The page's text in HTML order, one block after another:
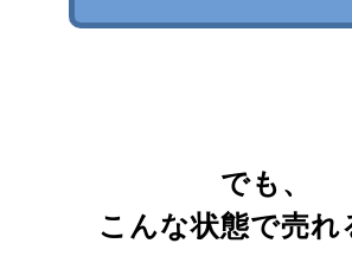
でも、
こんな状態で売れ